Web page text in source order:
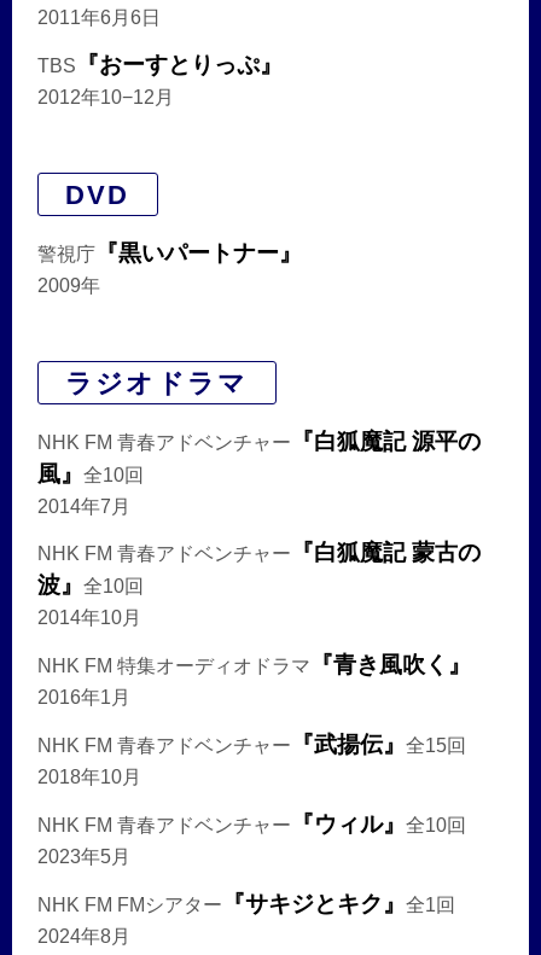
2011年6月6日
TBS 『おーすとりっぷ』
2012年10−12月
DVD
警視庁 『黒いパートナー』
2009年
ラジオドラマ
NHK FM 青春アドベンチャー
『白狐魔記 源平の
風』 全10回
2014年7月
NHK FM 青春アドベンチャー
『白狐魔記 蒙古の
波』 全10回
2014年10月
NHK FM 特集オーディオドラマ 『青き風吹く』
2016年1月
NHK FM 青春アドベンチャー 『武揚伝』 全15回
2018年10月
NHK FM 青春アドベンチャー 『ウィル』 全10回
2023年5月
NHK FM FMシアター 『サキジとキク』 全1回
2024年8月